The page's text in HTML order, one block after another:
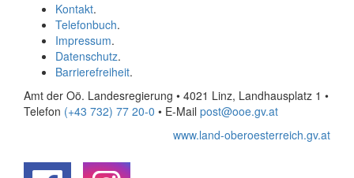
Kontakt.
Telefonbuch.
Impressum.
Datenschutz.
Barrierefreiheit.
Amt der Oö. Landesregierung • 4021 Linz, Landhausplatz 1 •
Telefon (+43 732) 77 20-0 • E-Mail post@ooe.gv.at
www.land-oberoesterreich.gv.at